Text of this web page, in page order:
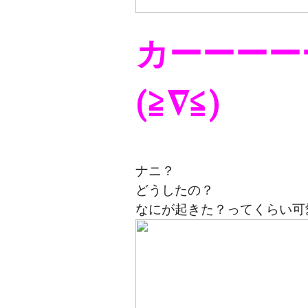
カーーーー
(≧∇≦)
ナニ？
どうしたの？
なにが起きた？ってくらい